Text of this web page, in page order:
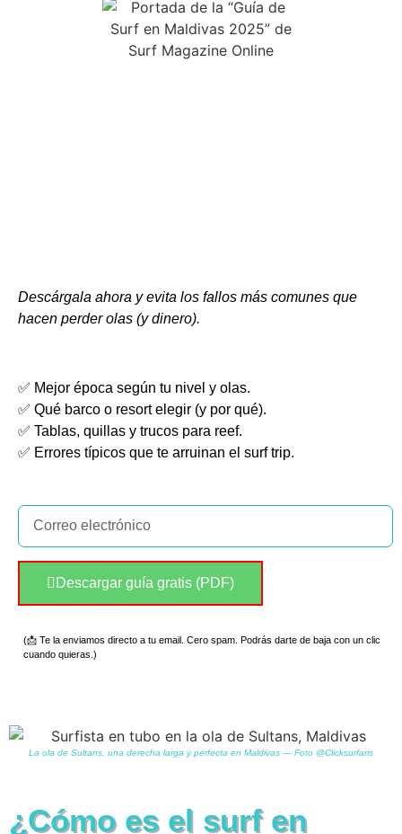
Descárgala ahora y evita los fallos más comunes que
hacen perder olas (y dinero).
✅ Mejor época según tu nivel y olas.
✅ Qué barco o resort elegir (y por qué).
✅ Tablas, quillas y trucos para reef.
✅ Errores típicos que te arruinan el surf trip.
Descargar guía gratis (PDF)
(📩 Te la enviamos directo a tu email. Cero spam. Podrás darte de baja con un clic
cuando quieras.)
La ola de Sultans, una derecha larga y perfecta en Maldivas — Foto @Clicksurfaris
¿Cómo es el surf en